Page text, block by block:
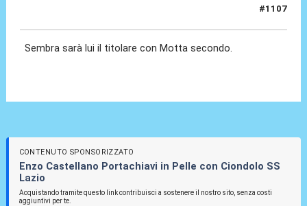
#1107
Sembra sarà lui il titolare con Motta secondo.
CONTENUTO SPONSORIZZATO
Enzo Castellano Portachiavi in Pelle con Ciondolo SS
Lazio
Acquistando tramite questo link contribuisci a sostenere il nostro sito, senza costi
aggiuntivi per te.